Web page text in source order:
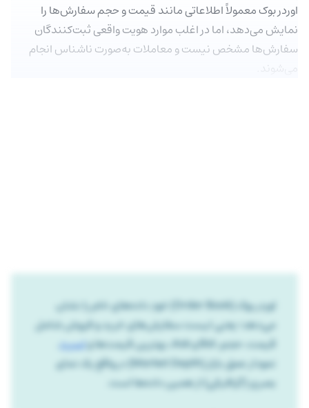
اوردر بوک معمولاً اطلاعاتی مانند قیمت و حجم سفارش‌ها را
نمایش می‌دهد، اما در اغلب موارد هویت واقعی ثبت‌کنندگان
سفارش‌ها مشخص نیست و معاملات به‌صورت ناشناس انجام
می‌شوند.
اوردر بوک (Order Book) خودِ داده‌های خام را نشان
می‌دهد؛ یعنی لیست سفارش‌های خرید و فروش شامل
قیمت، حجم، Bid و Ask، بهترین قیمت‌ها و
اسپرد
نمودار عمق بازار (Market Depth) در واقع یک نمای
بصری (گرافیکی) از همین داده‌ها است.